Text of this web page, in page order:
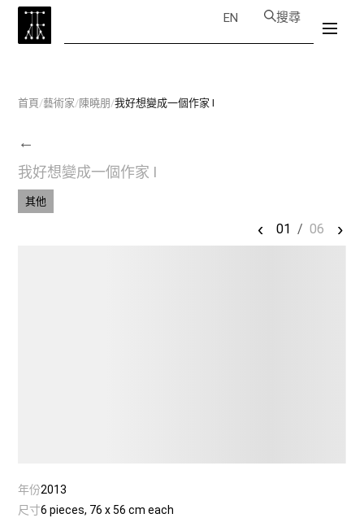
EN 搜尋
首頁/藝術家/陳曉朋/我好想變成一個作家 I
←
我好想變成一個作家 I
其他
‹ 01 / 06 ›
年份2013
尺寸6 pieces, 76 x 56 cm each